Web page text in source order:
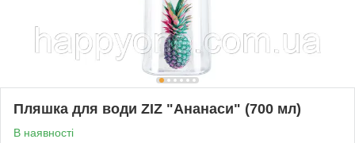
Пляшка для води ZIZ "Ананаси" (700 мл)
В наявності